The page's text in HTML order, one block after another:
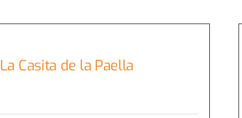
La Casita de la Paella